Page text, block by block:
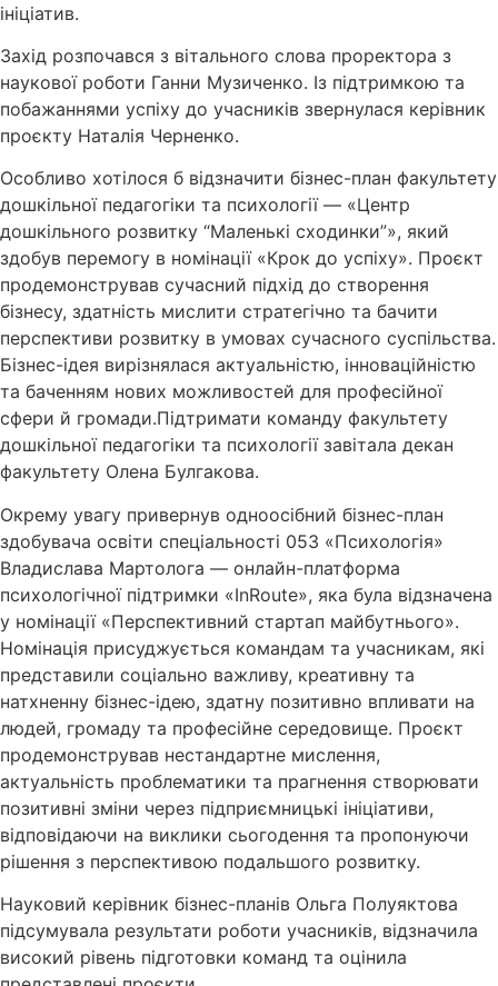
ініціатив.
Захід розпочався з вітального слова проректора з
наукової роботи Ганни Музиченко. Із підтримкою та
побажаннями успіху до учасників звернулася керівник
проєкту Наталія Черненко.
Особливо хотілося б відзначити бізнес-план факультету
дошкільної педагогіки та психології — «Центр
дошкільного розвитку “Маленькі сходинки”», який
здобув перемогу в номінації «Крок до успіху». Проєкт
продемонстрував сучасний підхід до створення
бізнесу, здатність мислити стратегічно та бачити
перспективи розвитку в умовах сучасного суспільства.
Бізнес-ідея вирізнялася актуальністю, інноваційністю
та баченням нових можливостей для професійної
сфери й громади.Підтримати команду факультету
дошкільної педагогіки та психології завітала декан
факультету Олена Булгакова.
Окрему увагу привернув одноосібний бізнес-план
здобувача освіти спеціальності 053 «Психологія»
Владислава Мартолога — онлайн-платформа
психологічної підтримки «InRoute», яка була відзначена
у номінації «Перспективний стартап майбутнього».
Номінація присуджується командам та учасникам, які
представили соціально важливу, креативну та
натхненну бізнес-ідею, здатну позитивно впливати на
людей, громаду та професійне середовище. Проєкт
продемонстрував нестандартне мислення,
актуальність проблематики та прагнення створювати
позитивні зміни через підприємницькі ініціативи,
відповідаючи на виклики сьогодення та пропонуючи
рішення з перспективою подальшого розвитку.
Науковий керівник бізнес-планів Ольга Полуяктова
підсумувала результати роботи учасників, відзначила
високий рівень підготовки команд та оцінила